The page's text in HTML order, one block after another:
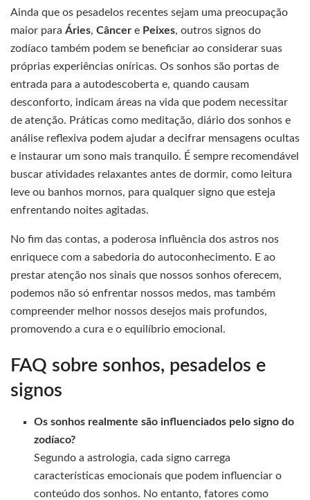
Ainda que os pesadelos recentes sejam uma preocupação
maior para Áries, Câncer e Peixes, outros signos do
zodíaco também podem se beneficiar ao considerar suas
próprias experiências oníricas. Os sonhos são portas de
entrada para a autodescoberta e, quando causam
desconforto, indicam áreas na vida que podem necessitar
de atenção. Práticas como meditação, diário dos sonhos e
análise reflexiva podem ajudar a decifrar mensagens ocultas
e instaurar um sono mais tranquilo. É sempre recomendável
buscar atividades relaxantes antes de dormir, como leitura
leve ou banhos mornos, para qualquer signo que esteja
enfrentando noites agitadas.
No fim das contas, a poderosa influência dos astros nos
enriquece com a sabedoria do autoconhecimento. E ao
prestar atenção nos sinais que nossos sonhos oferecem,
podemos não só enfrentar nossos medos, mas também
compreender melhor nossos desejos mais profundos,
promovendo a cura e o equilíbrio emocional.
FAQ sobre sonhos, pesadelos e
signos
Os sonhos realmente são influenciados pelo signo do
zodíaco?
Segundo a astrologia, cada signo carrega
características emocionais que podem influenciar o
conteúdo dos sonhos. No entanto, fatores como